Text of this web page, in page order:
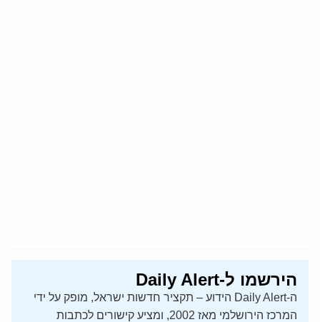
הירשמו ל-Daily Alert
ה-Daily Alert הידוע – תקציר חדשות ישראל, מופק על ידי
המרכז הירושלמי מאז 2002, ומציע קישורים לכתבות